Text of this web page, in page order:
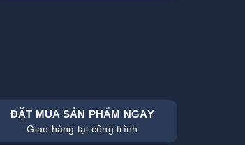
ĐẶT MUA SẢN PHẨM NGAY
Giao hàng tại công trình